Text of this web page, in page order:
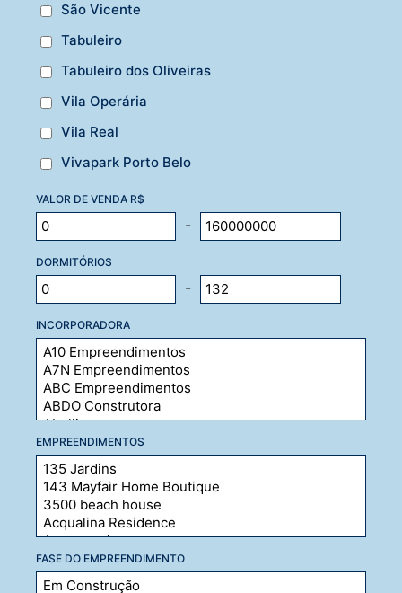
São Vicente
Tabuleiro
Tabuleiro dos Oliveiras
Vila Operária
Vila Real
Vivapark Porto Belo
VALOR DE VENDA R$
-
DORMITÓRIOS
-
INCORPORADORA
EMPREENDIMENTOS
FASE DO EMPREENDIMENTO